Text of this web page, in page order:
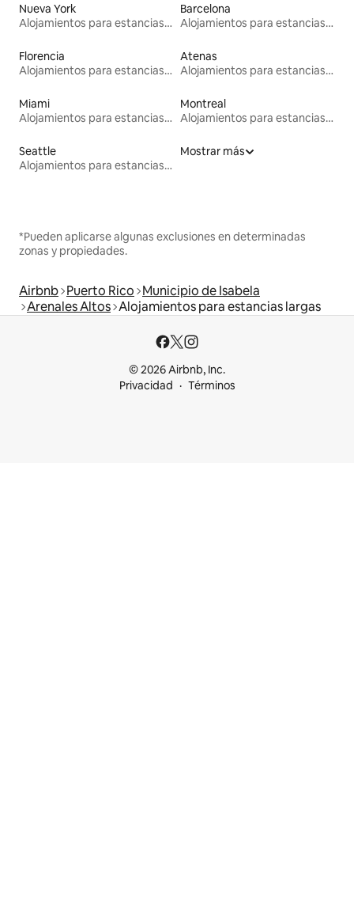
Nueva York
Alojamientos para estancias largas
Barcelona
Alojamientos para estancias largas
Florencia
Alojamientos para estancias largas
Atenas
Alojamientos para estancias largas
Miami
Alojamientos para estancias largas
Montreal
Alojamientos para estancias largas
Seattle
Alojamientos para estancias largas
Mostrar más
*Pueden aplicarse algunas exclusiones en determinadas
zonas y propiedades.
Airbnb Puerto Rico Municipio de Isabela
Arenales Altos Alojamientos para estancias largas
© 2026 Airbnb, Inc.
Privacidad
Términos